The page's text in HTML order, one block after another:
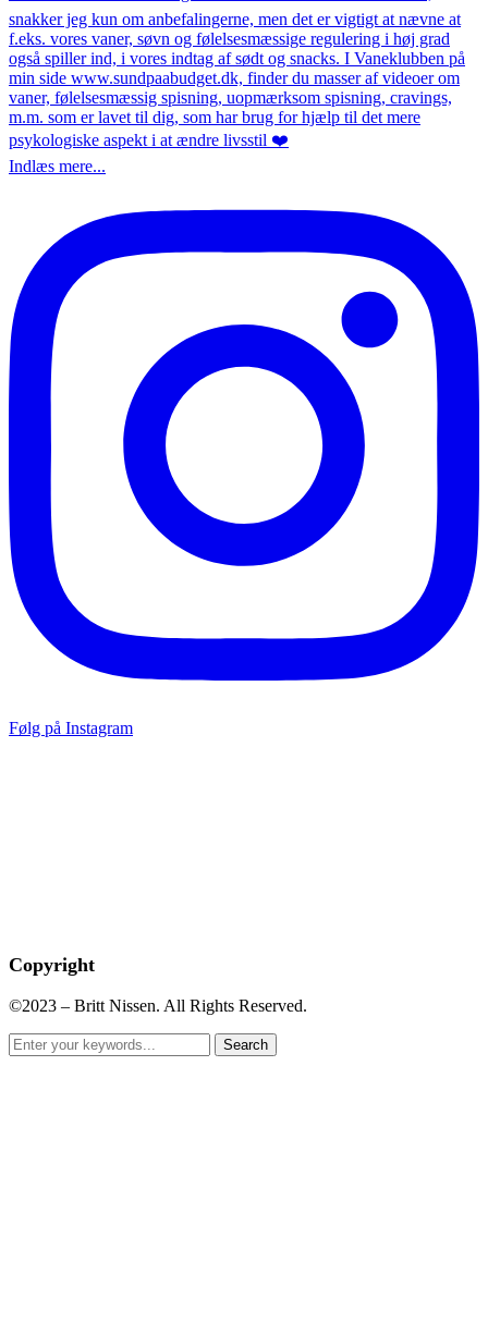
Indlæs mere...
Følg på Instagram
Copyright
©2023 – Britt Nissen. All Rights Reserved.